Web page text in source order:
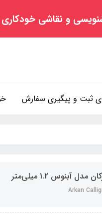
و نقاشی خودکاری
ثبت و پیگیری سفارش
1.2 میلی‌متر
Arkan